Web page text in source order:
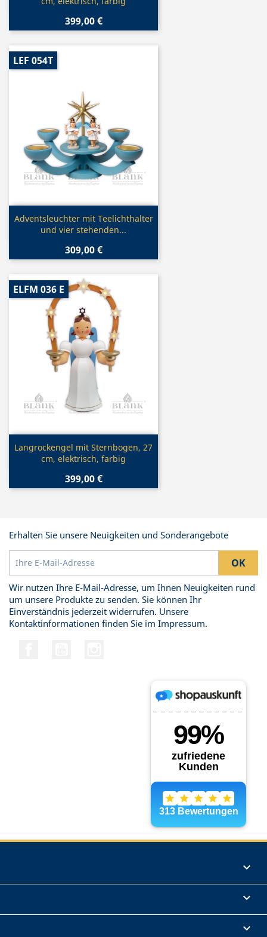
399,00 €
Vorschau
Adventsleuchter mit Teelichthalter
und vier stehenden...
309,00 €
LEF 054T
Vorschau
Langrockengel mit Sternbogen, 27
cm, elektrisch, farbig
399,00 €
ELFM 036 E
Erhalten Sie unsere Neuigkeiten und Sonderangebote
Wir nutzen Ihre E-Mail-Adresse, um Ihnen Neuigkeiten rund
um unsere Produkte zu senden. Sie können Ihr
Einverständnis jederzeit widerrufen. Unsere
Kontaktinformationen finden Sie im Impressum.


